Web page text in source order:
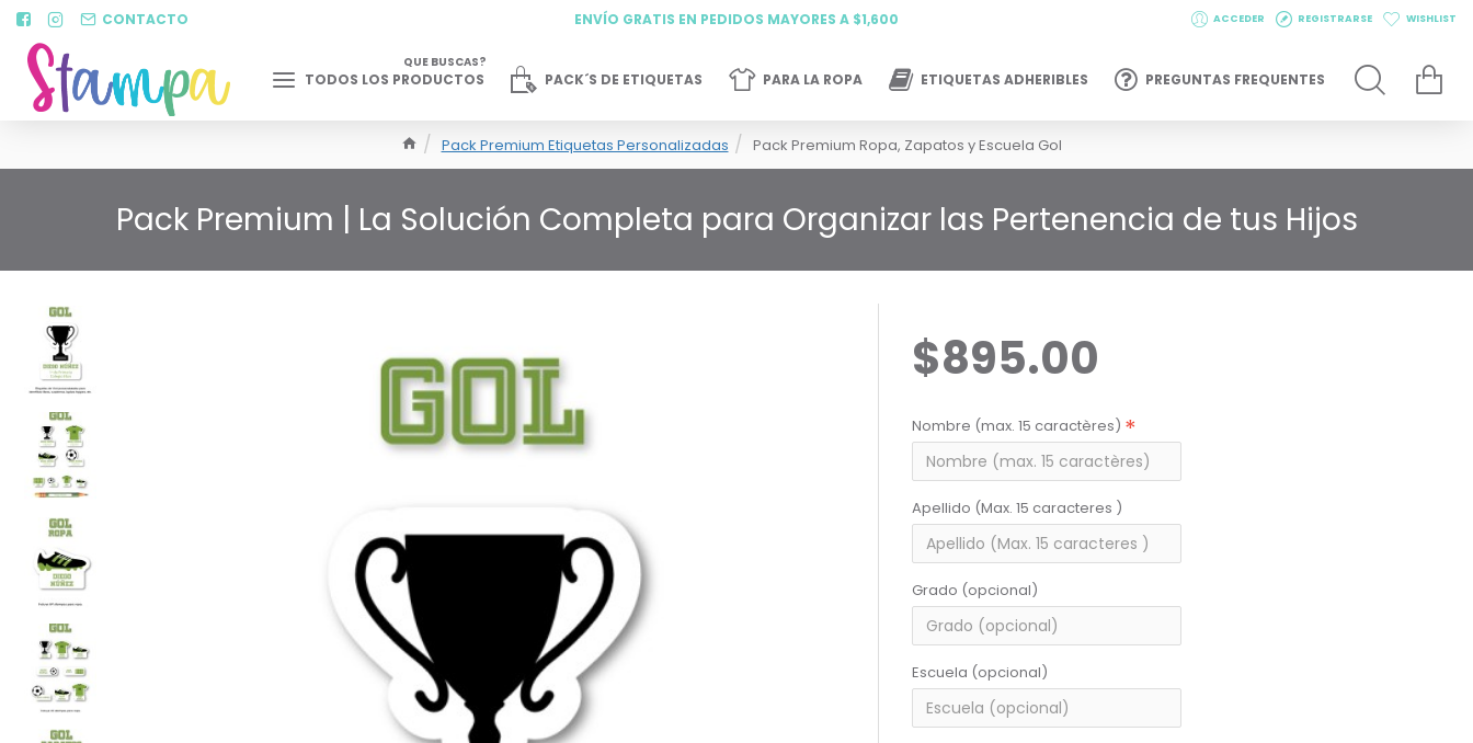
CONTACTO ENVÍO GRATIS EN PEDIDOS MAYORES A $1,600 ACCEDER REGISTRARSE WISHLIST
TODOS LOS PRODUCTOS
QUE BUSCAS?
PACK´S DE ETIQUETAS PARA LA ROPA ETIQUETAS ADHERIBLES PREGUNTAS FREQUENTES
Pack Premium Etiquetas Personalizadas Pack Premium Ropa, Zapatos y Escuela Gol
Pack Premium | La Solución Completa para Organizar las Pertenencia de tus Hijos
$895.00
Nombre (max. 15 caractères)
Apellido (Max. 15 caracteres )
Grado (opcional)
Escuela (opcional)